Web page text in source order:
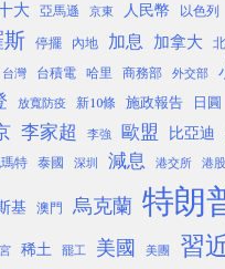
大 亞馬遜 京東 人民幣 以色列
停擺 內地 加息 加拿大
台灣 台積電 哈里 商務部 外交部
放寬防疫 新10條 施政報告 日圓
李家超 李強 歐盟 比亞迪
特 泰國 深圳 減息 港交所 港股
基 澳門 烏克蘭 特朗
稀土 罷工 美國 美團 習